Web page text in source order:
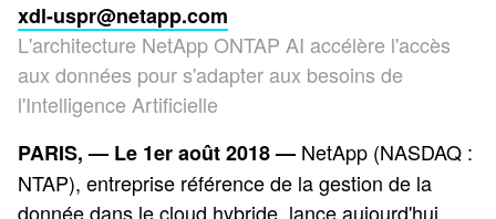
xdl-uspr@netapp.com
L'architecture NetApp ONTAP AI accélère l'accès
aux données pour s'adapter aux besoins de
l'Intelligence Artificielle
PARIS, — Le 1er août 2018 — NetApp (NASDAQ :
NTAP), entreprise référence de la gestion de la
donnée dans le cloud hybride, lance aujourd'hui